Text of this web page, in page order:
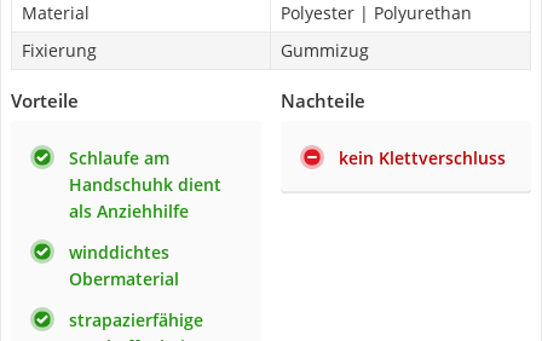
Material
Polyester | Polyurethan
Fixierung
Gummizug
Vorteile
Schlaufe am
Handschuhk dient
als Anziehhilfe
winddichtes
Obermaterial
strapazierfähige
Nachteile
kein Klettverschluss